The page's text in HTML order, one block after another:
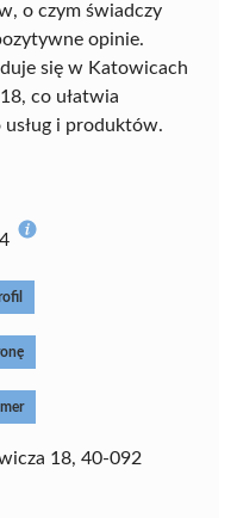
o czym świadczy
opinie.
się w Katowicach
co ułatwia
usług i produktów.
18, 40-092